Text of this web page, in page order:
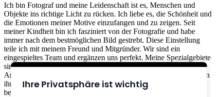
Ich bin Fotograf und meine Leidenschaft ist es, Menschen und
Objekte ins richtige Licht zu rücken. Ich liebe es, die Schönheit und
die Emotionen meiner Motive einzufangen und zu zeigen. Seit
meiner Kindheit bin ich fasziniert von der Fotografie und habe
immer nach dem bestmöglichen Bild gestrebt. Diese Einstellung
teile ich mit meinem Freund und Mitgründer. Wir sind ein
eingespieltes Team und ergänzen uns perfekt. Meine Spezialgebiete
sind die Portrait / People Fotografie, wie auch die
Architekturfotografie. Nebenbei hat mich die Wildtier-Fotografie in
ihren Bann gezogen, womit ich mich nun fast jede freie Minute
beschäftige.
Ihre Privatsphäre ist wichtig